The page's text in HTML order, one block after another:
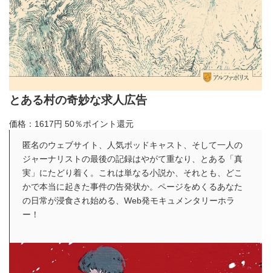
とある村の奇妙な求人広告
価格：1617円 50％ポイント還元
匿名のウェブサイト、人気ポッドキャスト、そして一人の
ジャーナリストの最後の記録はやがて重なり、とある「真
実」にたどり着く。これは単なる小説か、それとも、どこ
かで本当に起きた事件の告発状か。ページをめくるあなた
の日常が浸食され始める、Web発モキュメンタリーホラ
ー！